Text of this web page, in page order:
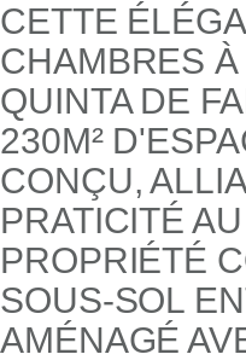
CETTE
CHAMBRES
QUINTA DE
230M²
CONÇU,
PRATICITÉ
PROPRIÉTÉ
SOUS-SOL
AMÉNAGÉ